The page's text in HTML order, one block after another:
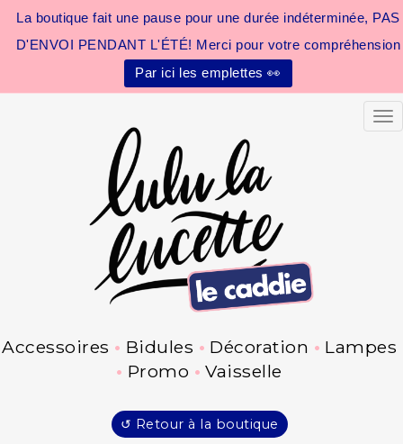
La boutique fait une pause pour une durée indéterminée, PAS
D'ENVOI PENDANT L'ÉTÉ! Merci pour votre compréhension
Par ici les emplettes 👀
Accessoires Bidules Décoration
Lampes
Promo
Vaisselle
↺ Retour à la boutique